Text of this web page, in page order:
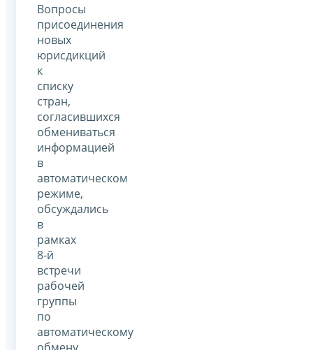
Вопросы
присоединения
новых
юрисдикций
к
списку
стран,
согласившихся
обмениваться
информацией
в
автоматическом
режиме,
обсуждались
в
рамках
8-й
встречи
рабочей
группы
по
автоматическому
обмену